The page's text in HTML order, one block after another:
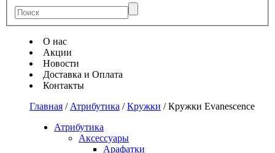
О нас
Акции
Новости
Доставка и Оплата
Контакты
Главная / Атрибутика /Кружки /Кружки Evanescence
Атрибутика
Аксессуары
Арафатки